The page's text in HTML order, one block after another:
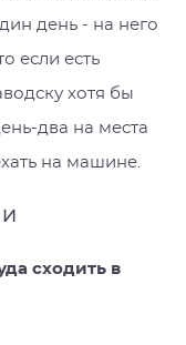
день - на него
если есть
хотя бы
два на места
на машине.
сходить в